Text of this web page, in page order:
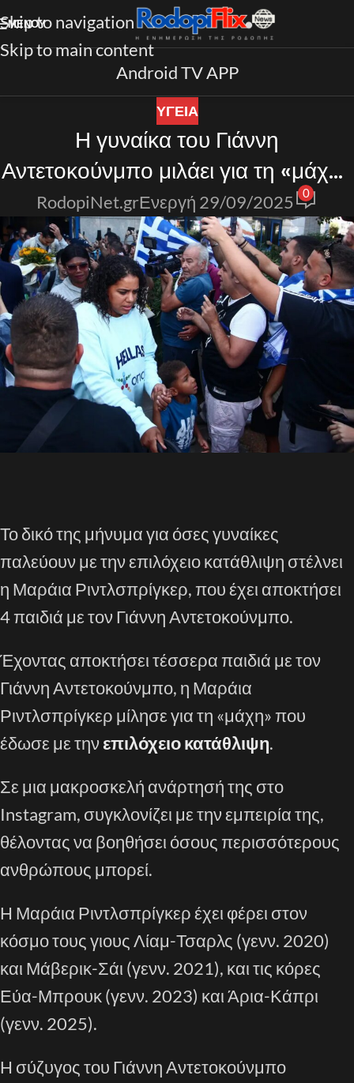
Skip to navigation
Skip to main content
ΜΕΝΟΎ
Android TV APP
ΥΓΕΙΑ
Η γυναίκα του Γιάννη
Αντετοκούνμπο μιλάει για τη «μάχη»
που έδωσε
RodopiNet.grΕνεργή 29/09/2025 0
Το δικό της μήνυμα για όσες γυναίκες
παλεύουν με την επιλόχειο κατάθλιψη στέλνει
η Μαράια Ριντλσπρίγκερ, που έχει αποκτήσει
4 παιδιά με τον Γιάννη Αντετοκούνμπο.
Έχοντας αποκτήσει τέσσερα παιδιά με τον
Γιάννη Αντετοκούνμπο, η Μαράια
Ριντλσπρίγκερ μίλησε για τη «μάχη» που
έδωσε με τηνεπιλόχειο κατάθλιψη.
Σε μια μακροσκελή ανάρτησή της στο
Instagram, συγκλονίζει με την εμπειρία της,
θέλοντας να βοηθήσει όσους περισσότερους
ανθρώπους μπορεί.
Η Μαράια Ριντλσπρίγκερ έχει φέρει στον
κόσμο τους γιους Λίαμ-Τσαρλς (γενν. 2020)
και Μάβερικ-Σάι (γενν. 2021), και τις κόρες
Εύα-Μπρουκ (γενν. 2023) και Άρια-Κάπρι
(γενν. 2025).
Η σύζυγος του Γιάννη Αντετοκούνμπο